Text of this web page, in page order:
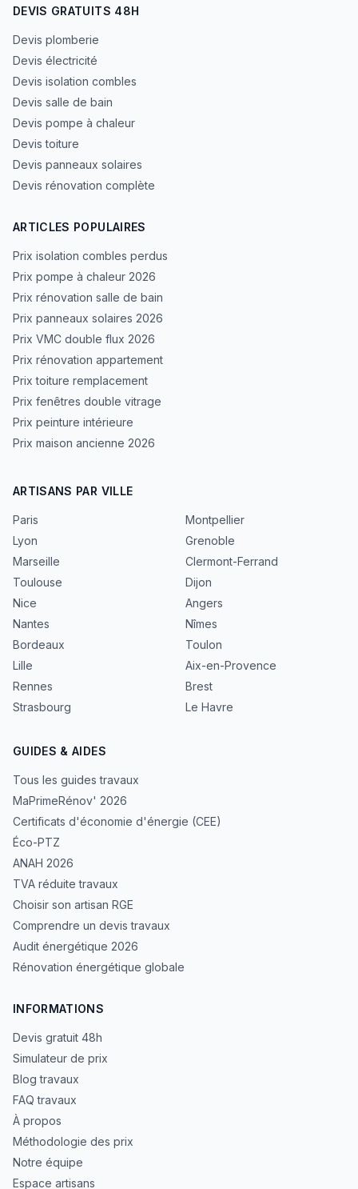
DEVIS GRATUITS 48H
Devis plomberie
Devis électricité
Devis isolation combles
Devis salle de bain
Devis pompe à chaleur
Devis toiture
Devis panneaux solaires
Devis rénovation complète
ARTICLES POPULAIRES
Prix isolation combles perdus
Prix pompe à chaleur 2026
Prix rénovation salle de bain
Prix panneaux solaires 2026
Prix VMC double flux 2026
Prix rénovation appartement
Prix toiture remplacement
Prix fenêtres double vitrage
Prix peinture intérieure
Prix maison ancienne 2026
ARTISANS PAR VILLE
Paris
Lyon
Marseille
Toulouse
Nice
Nantes
Bordeaux
Lille
Rennes
Strasbourg
Montpellier
Grenoble
Clermont-Ferrand
Dijon
Angers
Nîmes
Toulon
Aix-en-Provence
Brest
Le Havre
GUIDES & AIDES
Tous les guides travaux
MaPrimeRénov' 2026
Certificats d'économie d'énergie (CEE)
Éco-PTZ
ANAH 2026
TVA réduite travaux
Choisir son artisan RGE
Comprendre un devis travaux
Audit énergétique 2026
Rénovation énergétique globale
INFORMATIONS
Devis gratuit 48h
Simulateur de prix
Blog travaux
FAQ travaux
À propos
Méthodologie des prix
Notre équipe
Espace artisans